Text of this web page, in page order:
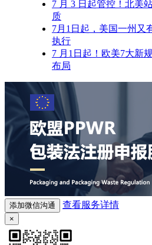
7 月 3 日起管控！北美
质
7月1日起，美国一州又
执行
7 月1日起！欧美7大新
布局
添加微信沟通 查看服务详情
×